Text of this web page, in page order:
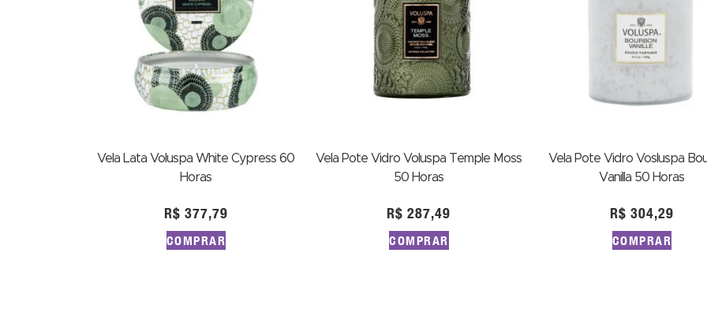
Vela Lata Voluspa White Cypress 60
Horas
R$ 377,79
COMPRAR
Vela Pote Vidro Voluspa Temple Moss
50 Horas
R$ 287,49
COMPRAR
Vela Pote Vidro Vosluspa
Vanilla 50 Horas
R$ 304,29
COMPRAR